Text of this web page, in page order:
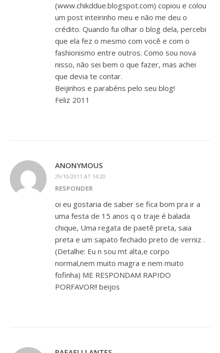
(www.chikddue.blogspot.com) copiou e colou
um post inteirinho meu e não me deu o
crédito. Quando fui olhar o blog dela, percebi
que ela fez o mesmo com você e com o
fashionismo entre outros. Como sou nova
nisso, não sei bem o que fazer, mas achei
que devia te contar.
Beijinhos e parabéns pelo seu blog!
Feliz 2011
ANONYMOUS
29/10/2011 AT 14:20
RESPONDER
oi eu gostaria de saber se fica bom pra ir a
uma festa de 15 anos q o traje é balada
chique, Uma regata de paetê preta, saia
preta e um sapato fechado preto de verniz .
(Detalhe: Eu n sou mt alta,e corpo
normal,nem muito magra e nem muito
fofinha) ME RESPONDAM RAPIDO
PORFAVOR!! beijos